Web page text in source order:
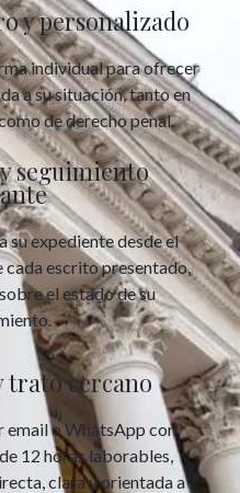
y personalizado
individual para ofrecer
a su situación, tanto en
de derecho penal.
seguimiento
su expediente desde el
escrito presentado,
el estado de su
trato cercano
email o WhatsApp con
12 horas laborables,
clara y orientada a